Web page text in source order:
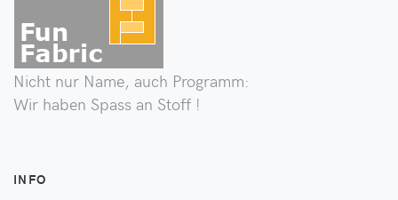
Nicht nur Name, auch Programm:
Wir haben Spass an Stoff !
INFO